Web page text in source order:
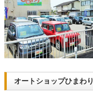
オートショップひまわり